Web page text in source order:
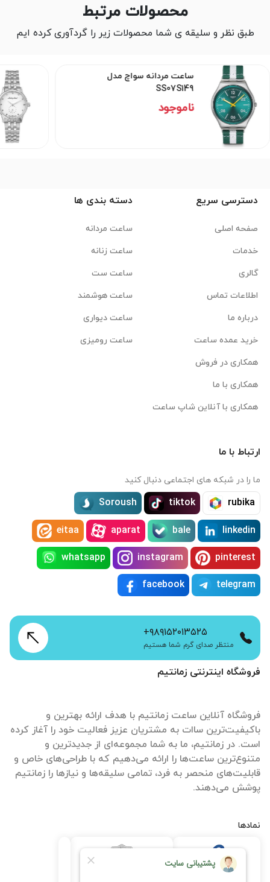
محصولات مرتبط
طبق نظر و سلیقه ی شما محصولات زیر را گردآوری کرده ایم
ساعت مردانه متی تیسوت مدل
فروشگاه اینترنتی زمانتیم
فروشگاه آنلاین ساعت زمانتیم با هدف ارائه بهترین و
باکیفیت‌ترین ساات‌ به مشتریان عزیز فعالیت خود را آغاز کرده
است. در زمانتیم، ما به شما مجموعه‌ای از جدیدترین و
متنوع‌ترین ساعت‌ها را ارائه می‌دهیم که با طراحی‌های خاص و
قابلیت‌های منحصر به فرد، تمامی سلیقه‌ها و نیازها را زمانتیم
پوشش می‌دهند.
نمادها
دسترسی سریع
صفحه اصلی
خدمات
گالری
اطلاعات تماس
درباره ما
خرید عمده ساعت
همکاری در فروش
همکاری با ما
همکاری با آنلاین شاپ ساعت
دسته بندی ها
ساعت مردانه
ساعت زنانه
ساعت ست
ساعت هوشمند
ساعت دیواری
ساعت رومیزی
ارتباط با ما
ما را در شبکه های اجتماعی دنبال کنید
rubika
tiktok
Soroush
linkedin
bale
aparat
eitaa
pinterest
instagram
whatsapp
telegram
facebook
+۹۸۹۱۵۲۰۱۳۵۲۵
منتظر صدای گرم شما هستیم